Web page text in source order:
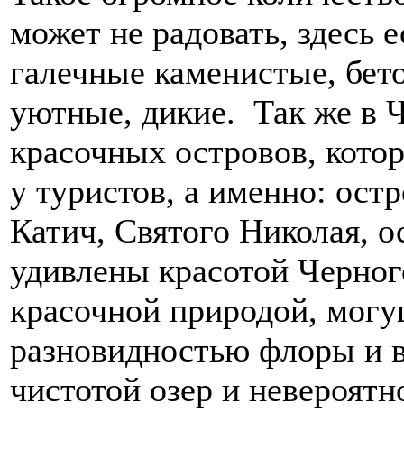
может не радовать, здесь
галечные каменистые,
уютные, дикие. Так же в
красочных островов,
у туристов, а именно:
Катич, Святого Николая,
удивлены красотой
красочной природой,
разновидностью флоры и
чистотой озер и